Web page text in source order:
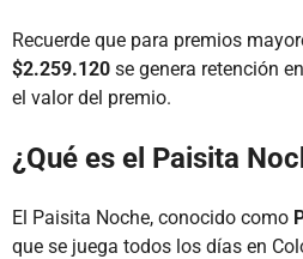
Recuerde que para premios
$2.259.120 se genera retención
el valor del premio.
¿Qué es el Paisita
El Paisita Noche, conocido como
que se juega todos los días en